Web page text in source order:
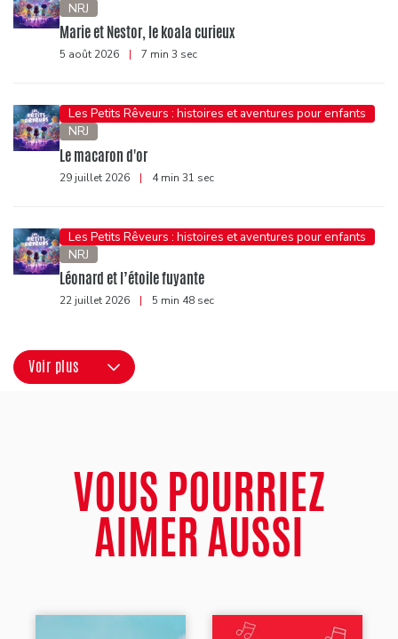
NRJ
Marie et Nestor, le koala curieux
5 août 2026 | 7 min 3 sec
Les Petits Rêveurs : histoires et aventures pour enfants
NRJ
Le macaron d'or
29 juillet 2026 | 4 min 31 sec
Les Petits Rêveurs : histoires et aventures pour enfants
NRJ
Léonard et l’étoile fuyante
22 juillet 2026 | 5 min 48 sec
Voir plus
VOUS POURRIEZ
AIMER AUSSI